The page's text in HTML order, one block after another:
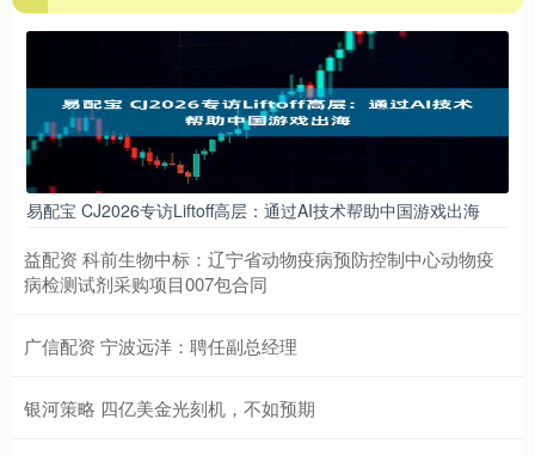
易配宝 CJ2026专访Liftoff高层：通过AI技术帮助中国游戏出海
益配资 科前生物中标：辽宁省动物疫病预防控制中心动物疫
病检测试剂采购项目007包合同
广信配资 宁波远洋：聘任副总经理
银河策略 四亿美金光刻机，不如预期